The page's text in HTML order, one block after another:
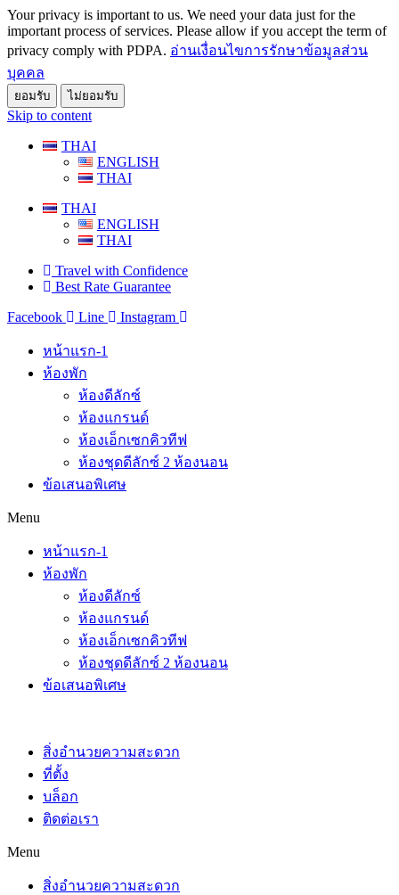
Your privacy is important to us. We need your data just for the
important process of services. Please allow if you accept the term of
privacy comply with PDPA. อ่านเงื่อนไขการรักษาข้อมูลส่วน
บุคคล
ยอมรับ ไม่ยอมรับ
Skip to content
THAI
ENGLISH
THAI
THAI
ENGLISH
THAI
Travel with Confidence
Best Rate Guarantee
Facebook
Line Instagram
หน้าแรก-1
ห้องพัก
ห้องดีลักซ์
ห้องแกรนด์
ห้องเอ็กเซกคิวทีฟ
ห้องชุดดีลักซ์ 2 ห้องนอน
ข้อเสนอพิเศษ
Menu
หน้าแรก-1
ห้องพัก
ห้องดีลักซ์
ห้องแกรนด์
ห้องเอ็กเซกคิวทีฟ
ห้องชุดดีลักซ์ 2 ห้องนอน
ข้อเสนอพิเศษ
สิ่งอำนวยความสะดวก
ที่ตั้ง
บล็อก
ติดต่อเรา
Menu
สิ่งอำนวยความสะดวก